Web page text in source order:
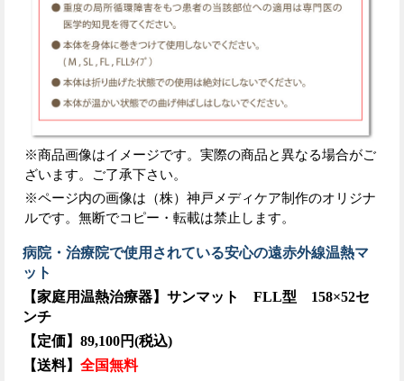
※商品画像はイメージです。実際の商品と異なる場合がご
ざいます。ご了承下さい。
※ページ内の画像は（株）神戸メディケア制作のオリジナ
ルです。無断でコピー・転載は禁止します。
病院・治療院で使用されている安心の遠赤外線温熱マ
ット
【家庭用温熱治療器】サンマット FLL型 158×52セ
ンチ
【定価】89,100円(税込)
【送料】 全国無料